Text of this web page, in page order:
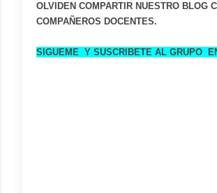
OLVIDEN COMPARTIR NUESTRO BLOG
COMPAÑEROS DOCENTES.
SIGUEME Y SUSCRIBETE AL GRUPO